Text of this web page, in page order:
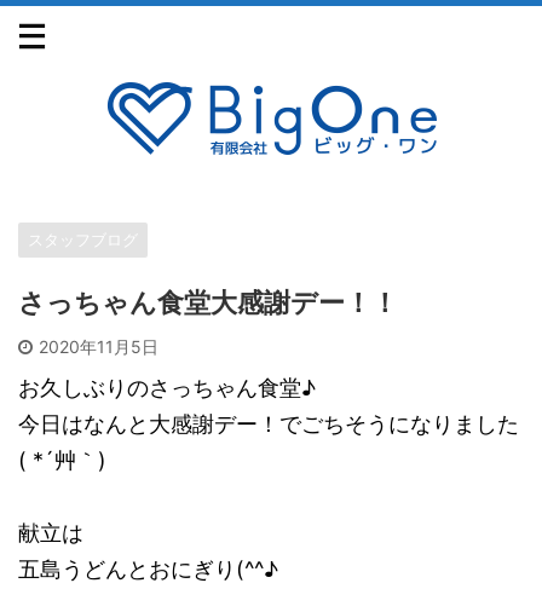
スタッフブログ
さっちゃん食堂大感謝デー！！
2020年11月5日
お久しぶりのさっちゃん食堂♪
今日はなんと大感謝デー！でごちそうになりました
( *´艸｀)
献立は
五島うどんとおにぎり(^^♪